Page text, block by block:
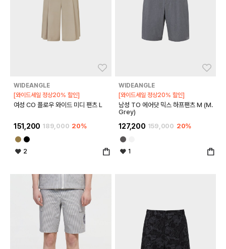
WIDEANGLE
[와이드세일 정상20% 할인]
여성 CO 플로우 와이드 미디 팬츠 L
151,200 189,000 20%
2
WIDEANGLE
[와이드세일 정상20% 할인]
남성 TO 에어닷 믹스 하프팬츠 M (M.
Grey)
127,200 159,000 20%
1